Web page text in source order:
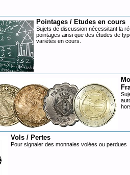
Pointages / Etudes en cours
Sujets de discussion nécessitant la
pointages ainsi que des études de
variétés en cours.
Vols / Pertes
Pour signaler des monnaies volées ou perdues